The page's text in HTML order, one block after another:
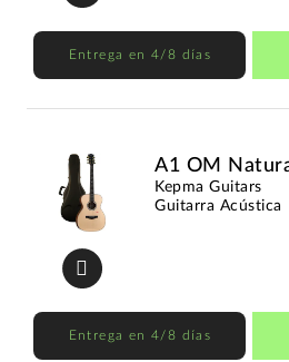
Entrega en 4/8 días
A1 OM
Kepma Guitars
Guitarra Acústica
Entrega en 4/8 días